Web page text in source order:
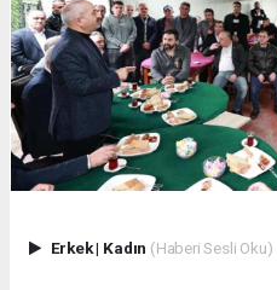
Erkek| Kadın (Haberi Sesli Oku)